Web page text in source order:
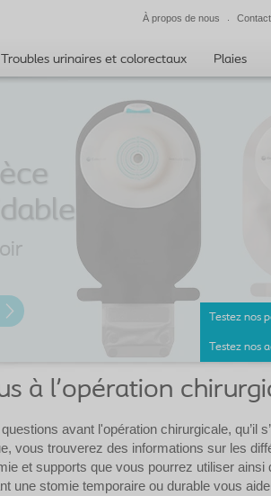
À propos de nous Contact
Troubles urinaires et colorectaux Plaies
Testez nos
Testez nos
à l'opération
avant l'opération chirurgicale, qu’il
vous trouverez des informations sur les
et supports que vous pourrez utiliser ainsi
une stomie temporaire ou durable vous